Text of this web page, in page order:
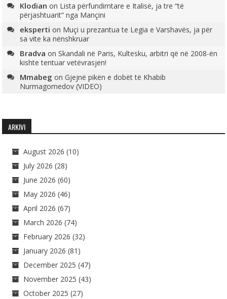
Klodian on Lista përfundimtare e Italisë, ja tre “të
përjashtuarit” nga Mançini
eksperti on Muçi u prezantua te Legia e Varshavës, ja për
sa vite ka nënshkruar
Bradva onSkandali në Paris, Kultesku, arbitri që në 2008-ën
kishte tentuar vetëvrasjen!
Mmabeg onGjejnë pikën e dobët të Khabib
Nurmagomedov (VIDEO)
ARKIVI
August 2026 (10)
July 2026 (28)
June 2026 (60)
May 2026 (46)
April 2026 (67)
March 2026 (74)
February 2026 (32)
January 2026 (81)
December 2025 (47)
November 2025 (43)
October 2025 (27)